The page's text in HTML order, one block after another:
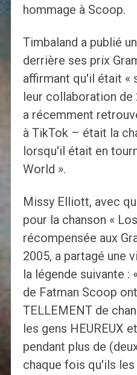
hommage à Scoop.
Timbaland a publié
derrière ses prix
affirmant qu'il était «
leur collaboration de
a récemment
à TikTok – était la
lorsqu'il était en
World ».
Missy Elliott, avec
pour la chanson «
récompensée aux
2005, a partagé une
la légende suivante :
de Fatman Scoop
TELLEMENT de
les gens HEUREUX
pendant plus de
chaque fois qu'ils